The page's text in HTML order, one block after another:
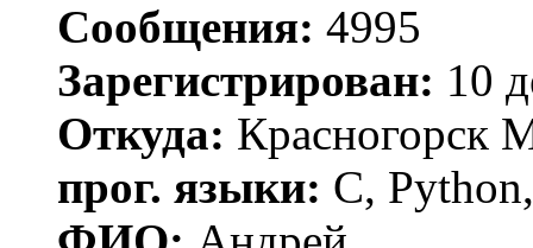
Сообщения: 4995
Зарегистрирован: 10
Откуда: Красногорск
прог. языки: C,